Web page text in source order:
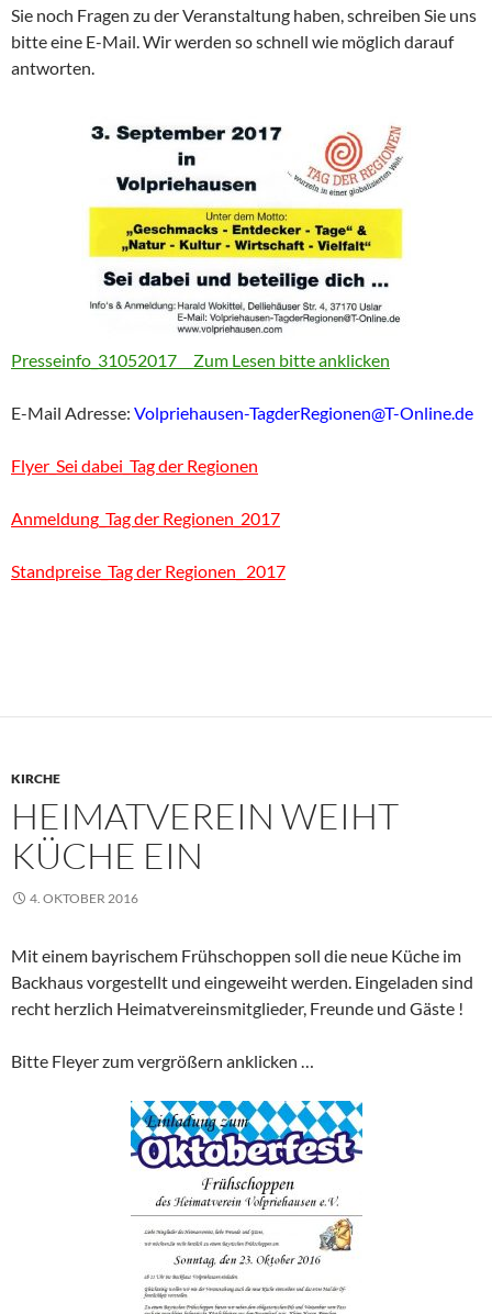
Sie noch Fragen zu der Veranstaltung haben, schreiben Sie uns
bitte eine E-Mail. Wir werden so schnell wie möglich darauf
antworten.
Presseinfo_31052017 Zum Lesen bitte anklicken
E-Mail Adresse: Volpriehausen-TagderRegionen@T-Online.de
Flyer_Sei dabei_Tag der Regionen
Anmeldung_Tag der Regionen_2017
Standpreise_Tag der Regionen_ 2017
KIRCHE
HEIMATVEREIN WEIHT
KÜCHE EIN
4. OKTOBER 2016
Mit einem bayrischem Frühschoppen soll die neue Küche im
Backhaus vorgestellt und eingeweiht werden. Eingeladen sind
recht herzlich Heimatvereinsmitglieder, Freunde und Gäste !
Bitte Fleyer zum vergrößern anklicken …